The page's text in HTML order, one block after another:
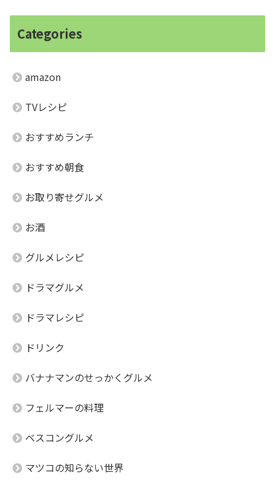
Categories
amazon
TVレシピ
おすすめランチ
おすすめ朝食
お取り寄せグルメ
お酒
グルメレシピ
ドラマグルメ
ドラマレシピ
ドリンク
バナナマンのせっかくグルメ
フェルマーの料理
ベスコングルメ
マツコの知らない世界